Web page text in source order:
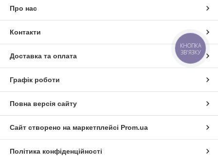
Про нас
Контакти
Доставка та оплата
Графік роботи
Повна версія сайту
Сайт створено на маркетплейсі Prom.ua
Політика конфіденційності
КНОПКА
ЗВ'ЯЗКУ